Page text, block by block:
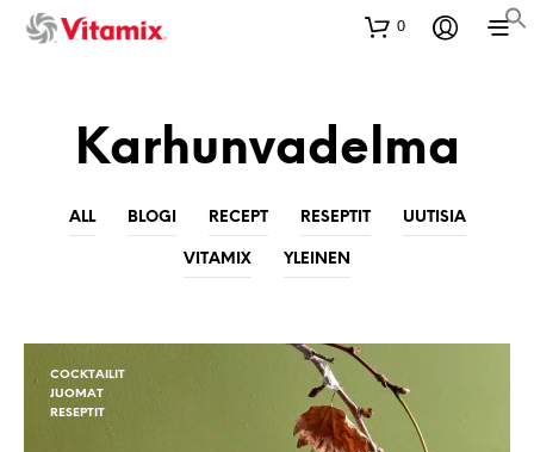
0
Karhunvadelma
ALL BLOGI RECEPT RESEPTIT UUTISIA
VITAMIX YLEINEN
COCKTAILIT
JUOMAT
RESEPTIT